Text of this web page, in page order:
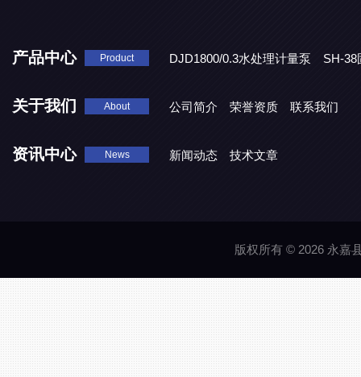
产品中心 Product DJD1800/0.3水处理计量泵
SH-38
关于我们 About 公司简介 荣誉资质 联系我们
资讯中心 News 新闻动态 技术文章
版权所有 © 2026 永嘉